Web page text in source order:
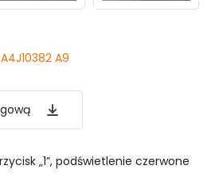
A9
„1”, podświetlenie czerwone